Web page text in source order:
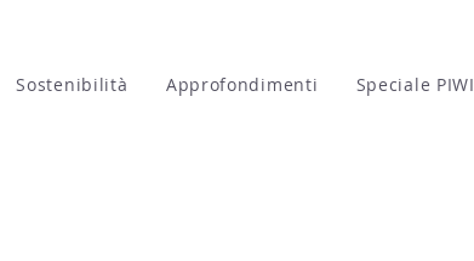
Sostenibilità Approfondimenti Speciale PIWI